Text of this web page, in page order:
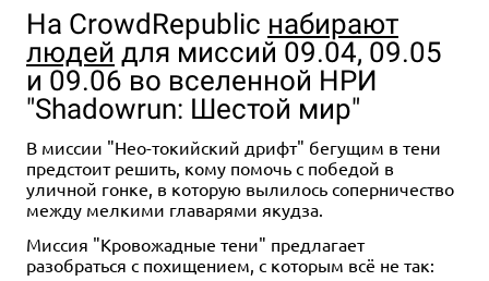
На CrowdRepublic набирают
людей для миссий 09.04, 09.05
и 09.06 во вселенной НРИ
"Shadowrun: Шестой мир"
В миссии "Нео-токийский дрифт" бегущим в тени
предстоит решить, кому помочь с победой в
уличной гонке, в которую вылилось соперничество
между мелкими главарями якудза.
Миссия "Кровожадные тени" предлагает
разобраться с похищением, с которым всё не так: